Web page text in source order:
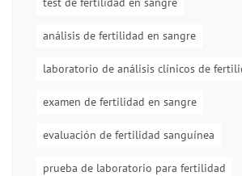
análisis de fertilidad en sangre
laboratorio de análisis clínicos de
examen de fertilidad en sangre
evaluación de fertilidad sanguínea
prueba de laboratorio para fertilidad